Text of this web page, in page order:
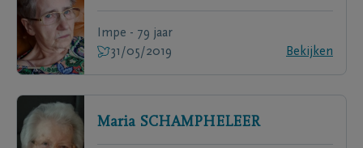
Impe - 79 jaar
31/05/2019
Bekijken
Maria SCHAMPHELEER